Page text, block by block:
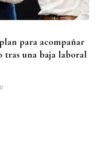
para acompañar
una baja laboral